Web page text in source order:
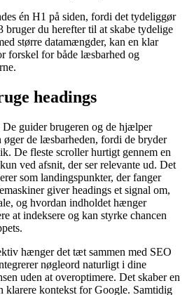
én H1 på siden, fordi det tydeliggør
bruger du herefter til at skabe tydelige
større datamængder, kan en klar
forskel for både læsbarhed og
headings
guider brugeren og de hjælper
øger de læsbarheden, fordi de bryder
De fleste scroller hurtigt gennem en
ved afsnit, der ser relevante ud. Det
som landingspunkter, der fanger
giver headings et signal om,
og hvordan indholdet hænger
at indeksere og kan styrke chancen
hænger det tæt sammen med SEO
nøgleord naturligt i dine
uden at overoptimere. Det skaber en
klarere kontekst for Google. Samtidig